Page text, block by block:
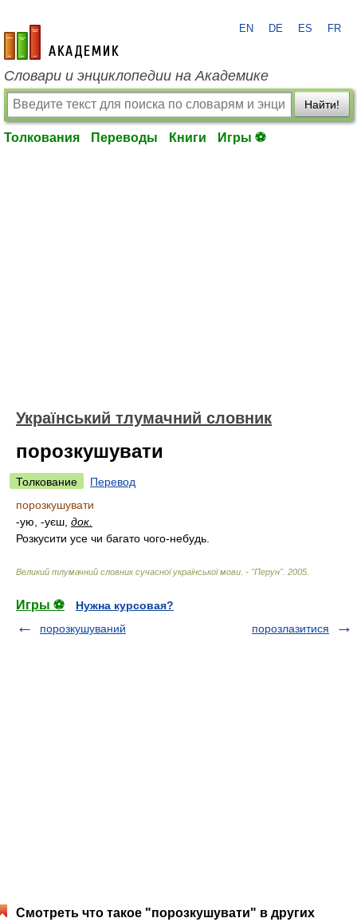
academic.ru
EN DE ES FR
Словари и энциклопедии на Академике
Найти!
Толкования Переводы Книги Игры ⚽
Український тлумачний словник
порозкушувати
Толкование
Перевод
порозкушувати
-ую, -уєш, док.
Розкусити усе чи багато чого-небудь.
Великий тлумачний словник сучасної української мови. - "Перун". 2005
Игры ⚽
Нужна курсовая?
порозкушуваний
порозлазитися
Смотреть что такое "порозкушувати" в других